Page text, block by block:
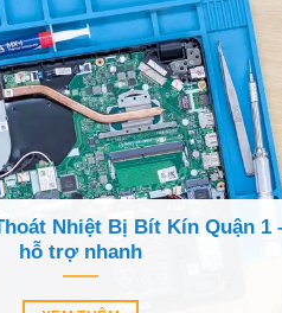
Nhiệt Bị Bít Kín Quận 1
hỗ trợ nhanh